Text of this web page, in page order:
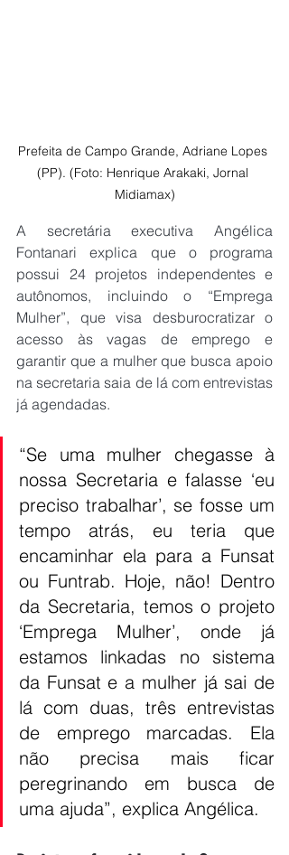
Prefeita de Campo Grande, Adriane Lopes
(PP). (Foto: Henrique Arakaki, Jornal
Midiamax)
A secretária executiva Angélica
Fontanari explica que o programa
possui 24 projetos independentes e
autônomos, incluindo o “Emprega
Mulher”, que visa desburocratizar o
acesso às vagas de emprego e
garantir que a mulher que busca apoio
na secretaria saia de lá com entrevistas
já agendadas.
“Se uma mulher chegasse à
nossa Secretaria e falasse ‘eu
preciso trabalhar’, se fosse um
tempo atrás, eu teria que
encaminhar ela para a Funsat
ou Funtrab. Hoje, não! Dentro
da Secretaria, temos o projeto
‘Emprega Mulher’, onde já
estamos linkadas no sistema
da Funsat e a mulher já sai de
lá com duas, três entrevistas
de emprego marcadas. Ela
não precisa mais ficar
peregrinando em busca de
uma ajuda”, explica Angélica.